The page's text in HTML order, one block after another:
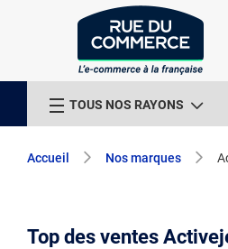
TOUS NOS RAYONS
Accueil Nos marques
Top des ventes